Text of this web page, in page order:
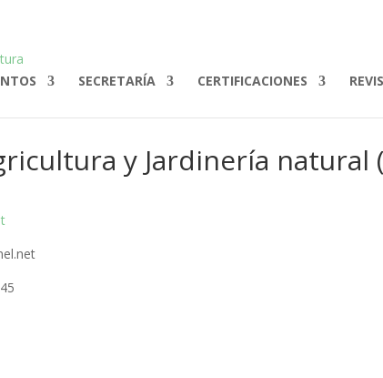
SECRETARÍA CERTIFICACIONES
y Jardinería natural